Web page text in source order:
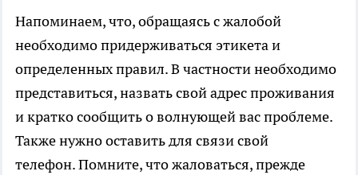
Напоминаем, что, обращаясь с жалобой
необходимо придерживаться этикета и
определенных правил. В частности необходимо
представиться, назвать свой адрес проживания
и кратко сообщить о волнующей вас проблеме.
Также нужно оставить для связи свой
телефон. Помните, что жаловаться, прежде